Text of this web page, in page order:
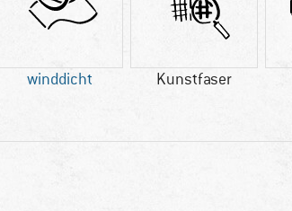
winddicht Kunstfaser